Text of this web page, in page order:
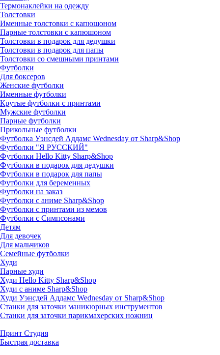
Термонаклейки на одежду
Толстовки
Именные толстовки с капюшоном
Парные толстовки с капюшоном
Толстовки в подарок для дедушки
Толстовки в подарок для папы
Толстовки со смешными принтами
Футболки
Для боксеров
Женские футболки
Именные футболки
Крутые футболки с принтами
Мужские футболки
Парные футболки
Прикольные футболки
Футболка Уэнсдей Аддамс Wednesday от Sharp&Shop
Футболки "Я РУССКИЙ"
Футболки Hello Kitty Sharp&Shop
Футболки в подарок для дедушки
Футболки в подарок для папы
Футболки для беременных
Футболки на заказ
Футболки с аниме Sharp&Shop
Футболки с принтами из мемов
Футболки с Симпсонами
Детям
Для девочек
Для мальчиков
Семейные футболки
Худи
Парные худи
Худи Hello Kitty Sharp&Shop
Худи с аниме Sharp&Shop
Худи Уэнсдей Аддамс Wednesday от Sharp&Shop
Станки для заточки маникюрных инструментов
Станки для заточки парикмахерских ножниц
Принт Студия
Быстрая доставка